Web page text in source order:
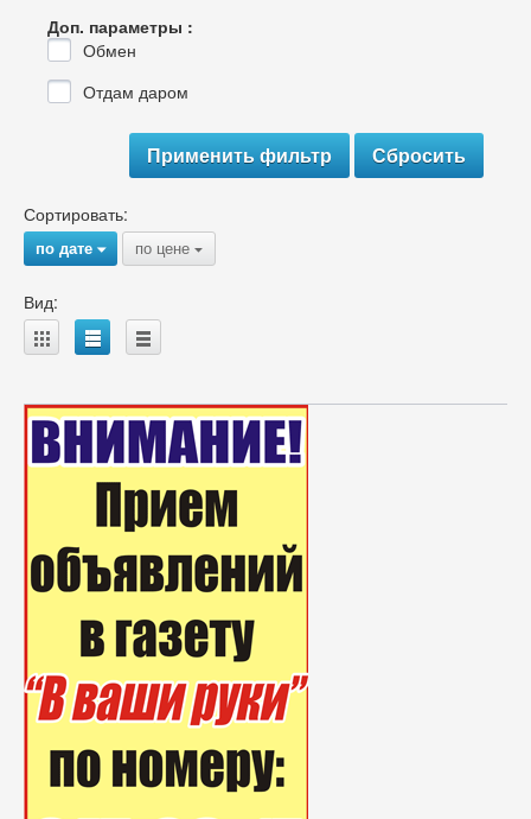
Доп. параметры :
Обмен
Отдам даром
Сортировать:
по дате{ по цене {
Вид:
A B C